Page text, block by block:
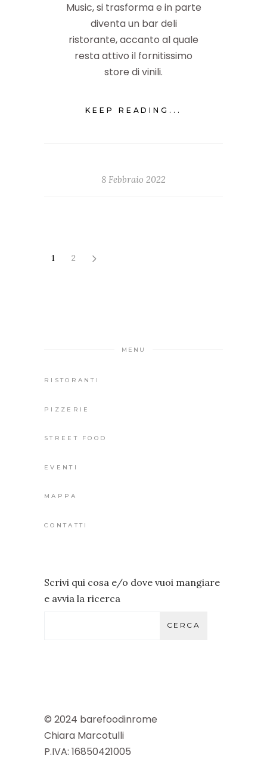
Music, si trasforma e in parte
diventa un bar deli
ristorante, accanto al quale
resta attivo il fornitissimo
store di vinili.
KEEP READING...
8 Febbraio 2022
1 2
MENU
RISTORANTI
PIZZERIE
STREET FOOD
EVENTI
MAPPA
CONTATTI
Scrivi qui cosa e/o dove vuoi mangiare
e avvia la ricerca
CERCA
© 2024 barefoodinrome
Chiara Marcotulli
P.IVA: 16850421005